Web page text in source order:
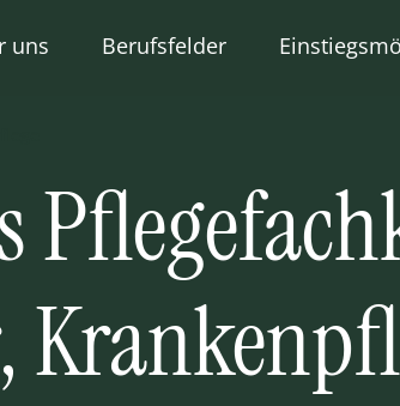
uns
Berufsfelder
Eingliederungshilfe
Management
Service
Praktika
Ehrenamt
Ausland